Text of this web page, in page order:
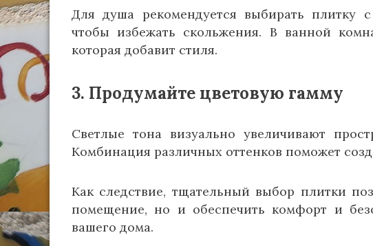
Для душа рекомендуется выбирать
чтобы избежать скольжения. В ванной
которая добавит стиля.
3. Продумайте цветовую гамму
Светлые тона визуально увеличивают
Комбинация различных оттенков поможет
Как следствие, тщательный выбор плитки
помещение, но и обеспечить комфорт и
вашего дома.